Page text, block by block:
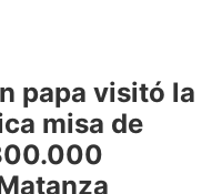
papa visitó la
misa de